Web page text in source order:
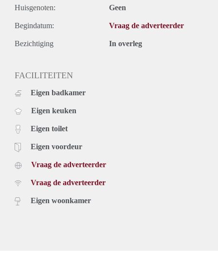
Huisgenoten: Geen
Begindatum: Vraag de adverteerder
Bezichtiging In overleg
FACILITEITEN
Eigen badkamer
Eigen keuken
Eigen toilet
Eigen voordeur
Vraag de adverteerder
Vraag de adverteerder
Eigen woonkamer